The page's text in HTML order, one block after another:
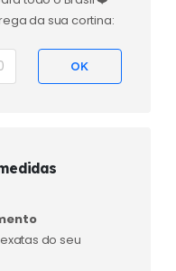
da sua cortina:
do seu